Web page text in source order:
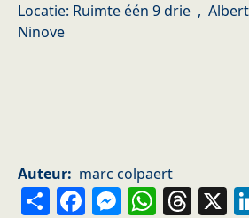
Locatie: Ruimte één 9 drie ,
Ninove
Auteur marc colpaert
ShareFacebook